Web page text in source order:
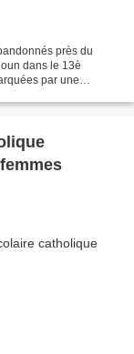
près du
dans le 13è
par une